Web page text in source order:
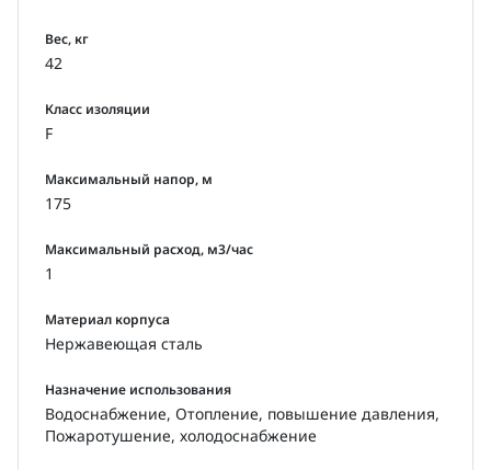
установки обратного осмоса, нефтеперегонные
установки, сепараторы;
земель, капельное орошение, дождевальные
установки.
Вес, кг
42
Класс изоляции
F
Максимальный напор, м
175
Максимальный расход, м3/час
1
Материал корпуса
Нержавеющая сталь
Назначение использования
Водоснабжение, Отопление, повышение давления,
Пожаротушение, холодоснабжение